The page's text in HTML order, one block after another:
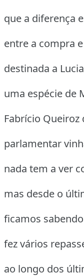
que a diferença
entre a compra
destinada a
uma espécie de
Fabrício Queiroz
parlamentar
nada tem a ver
mas desde o
ficamos
fez vários
ao longo dos